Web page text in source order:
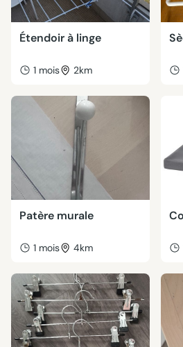
Étendoir à linge
1 mois 2km
Patère murale
1 mois 4km